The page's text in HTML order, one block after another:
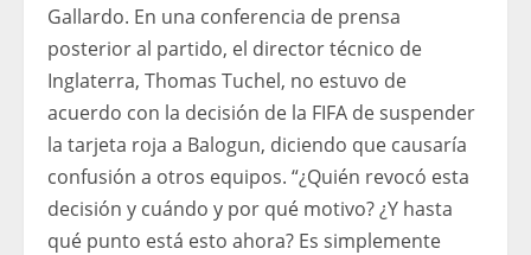
Gallardo. En una conferencia de prensa
posterior al partido, el director técnico de
Inglaterra, Thomas Tuchel, no estuvo de
acuerdo con la decisión de la FIFA de suspender
la tarjeta roja a Balogun, diciendo que causaría
confusión a otros equipos. “¿Quién revocó esta
decisión y cuándo y por qué motivo? ¿Y hasta
qué punto está esto ahora? Es simplemente